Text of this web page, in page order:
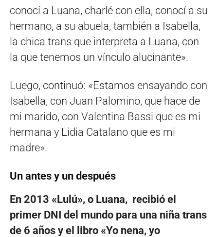
conocí a Luana, charlé con ella, conocí a su
hermano, a su abuela, también a Isabella,
la chica trans que interpreta a Luana, con
la que tenemos un vínculo alucinante».
Luego, continuó: «Estamos ensayando con
Isabella, con Juan Palomino, que hace de
mi marido, con Valentina Bassi que es mi
hermana y Lidia Catalano que es mi
madre».
Un antes y un después
En 2013 «Lulú», o Luana, recibió el
primer DNI del mundo para una niña trans
de 6 años y el libro «Yo nena, yo